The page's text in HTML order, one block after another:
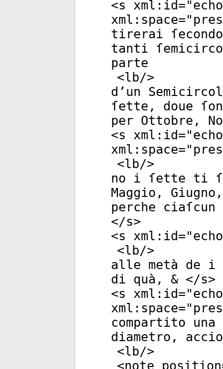
<s xml:id="
xml:space="
tirerai
tanti
parte
<lb/>
d’un
ſette, doue
per Ottobre,
<s xml:id="
xml:space="
<lb/>
no i ſette ti
Maggio,
perche
</s>
<s xml:id="
<lb/>
alle metà de i
di quà, & </s>
<s xml:id="
xml:space="
compartito
diametro,
<lb/>
<note position